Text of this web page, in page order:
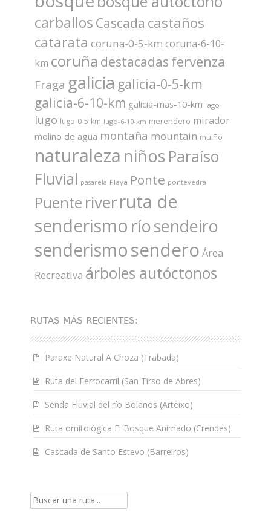
carballos Cascada castaños
catarata coruna-0-5-km coruna-6-10-
km coruña destacadas fervenza
Fraga galicia galicia-0-5-km
galicia-6-10-km galicia-mas-10-km lago
lugo lugo-0-5-km lugo-6-10-km merendero mirador
molino de agua montaña mountain muiño
naturaleza niños Paraíso
Fluvial pasarela Playa Ponte pontevedra
Puente riverruta de
senderismo ríosendeiro
senderismosendero Área
Recreativa árboles autóctonos
RUTAS MÁS RECIENTES:
Paraxe Natural A Choza (Trabada)
Ruta del Ferrocarril (San Tirso de Abres)
Senda Fluvial del río Bolaños (Arteixo)
Ruta ornitológica El Bosque Animado (Crendes)
Cascada de Santo Estevo (Barreiros)